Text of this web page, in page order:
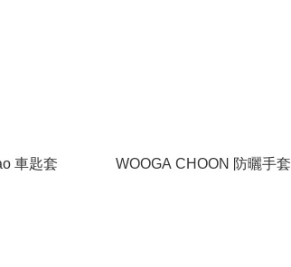
車匙套 WOOGA CHOON 防曬手套